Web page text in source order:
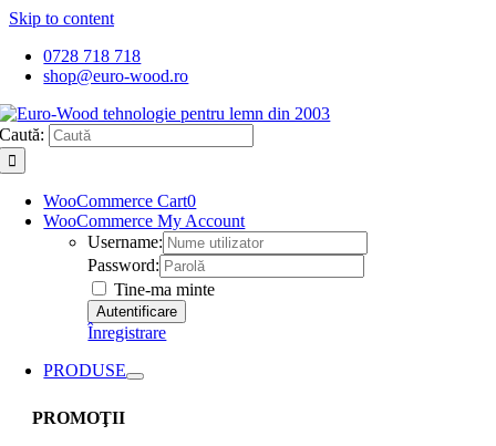
Skip to content
0728 718 718
shop@euro-wood.ro
Caută:
WooCommerce Cart0
WooCommerce My Account
Username:
Password:
Tine-ma minte
Înregistrare
PRODUSE
PROMOŢII